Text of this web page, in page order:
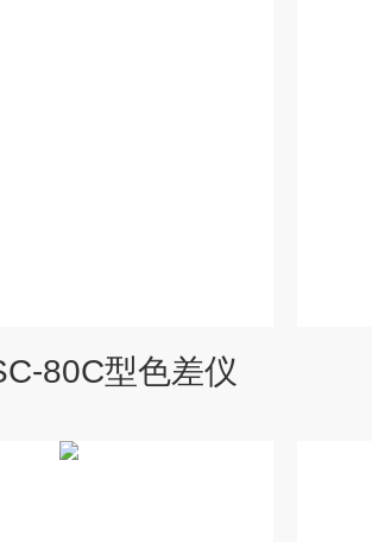
80C型色差仪